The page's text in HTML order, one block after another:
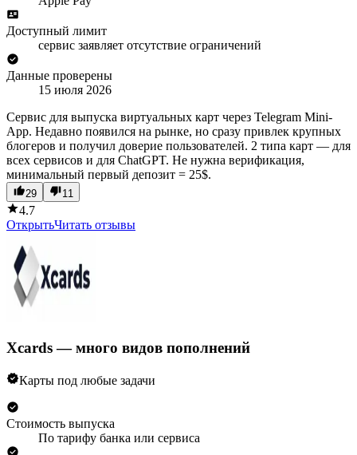
Доступный лимит
сервис заявляет отсутствие ограничений
Данные проверены
15 июля 2026
Сервис для выпуска виртуальных карт через Telegram Mini-
App. Недавно появился на рынке, но сразу привлек крупных
блогеров и получил доверие пользователей. 2 типа карт — для
всех сервисов и для ChatGPT. Не нужна верификация,
минимальный первый депозит = 25$.
29 11
4.7
ОткрытьЧитать отзывы
Xcards — много видов пополнений
Карты под любые задачи
Стоимость выпуска
По тарифу банка или сервиса